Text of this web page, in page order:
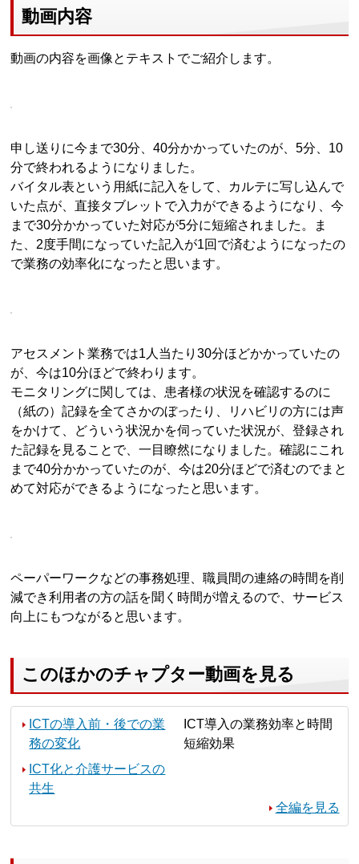
動画内容
動画の内容を画像とテキストでご紹介します。
申し送りに今まで30分、40分かかっていたのが、5分、10
分で終われるようになりました。
バイタル表という用紙に記入をして、カルテに写し込んで
いた点が、直接タブレットで入力ができるようになり、今
まで30分かかっていた対応が5分に短縮されました。ま
た、2度手間になっていた記入が1回で済むようになったの
で業務の効率化になったと思います。
アセスメント業務では1人当たり30分ほどかかっていたの
が、今は10分ほどで終わります。
モニタリングに関しては、患者様の状況を確認するのに
（紙の）記録を全てさかのぼったり、リハビリの方には声
をかけて、どういう状況かを伺っていた状況が、登録され
た記録を見ることで、一目瞭然になりました。確認にこれ
まで40分かかっていたのが、今は20分ほどで済むのでまと
めて対応ができるようになったと思います。
ペーパーワークなどの事務処理、職員間の連絡の時間を削
減でき利用者の方の話を聞く時間が増えるので、サービス
向上にもつながると思います。
このほかのチャプター動画を見る
ICTの導入前・後での業
務の変化
ICT導入の業務効率と時間
短縮効果
ICT化と介護サービスの
共生
全編を見る